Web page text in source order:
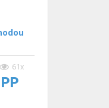
61x